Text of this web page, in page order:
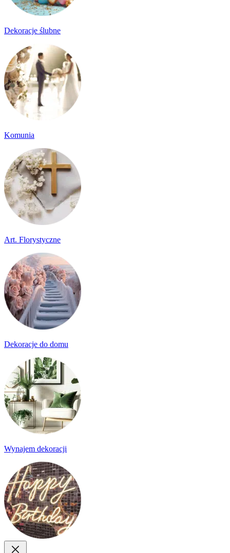
Dekoracje ślubne
Komunia
Art. Florystyczne
Dekoracje do domu
Wynajem dekoracji